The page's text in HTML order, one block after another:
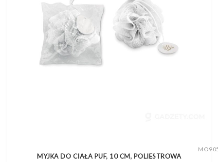
MYJKA DO CIAŁA PUF, 10 CM, POLIESTROWA